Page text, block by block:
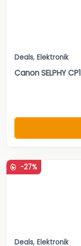
Deals, Elektronik
Canon SELPHY
-27%
Deals, Elektronik